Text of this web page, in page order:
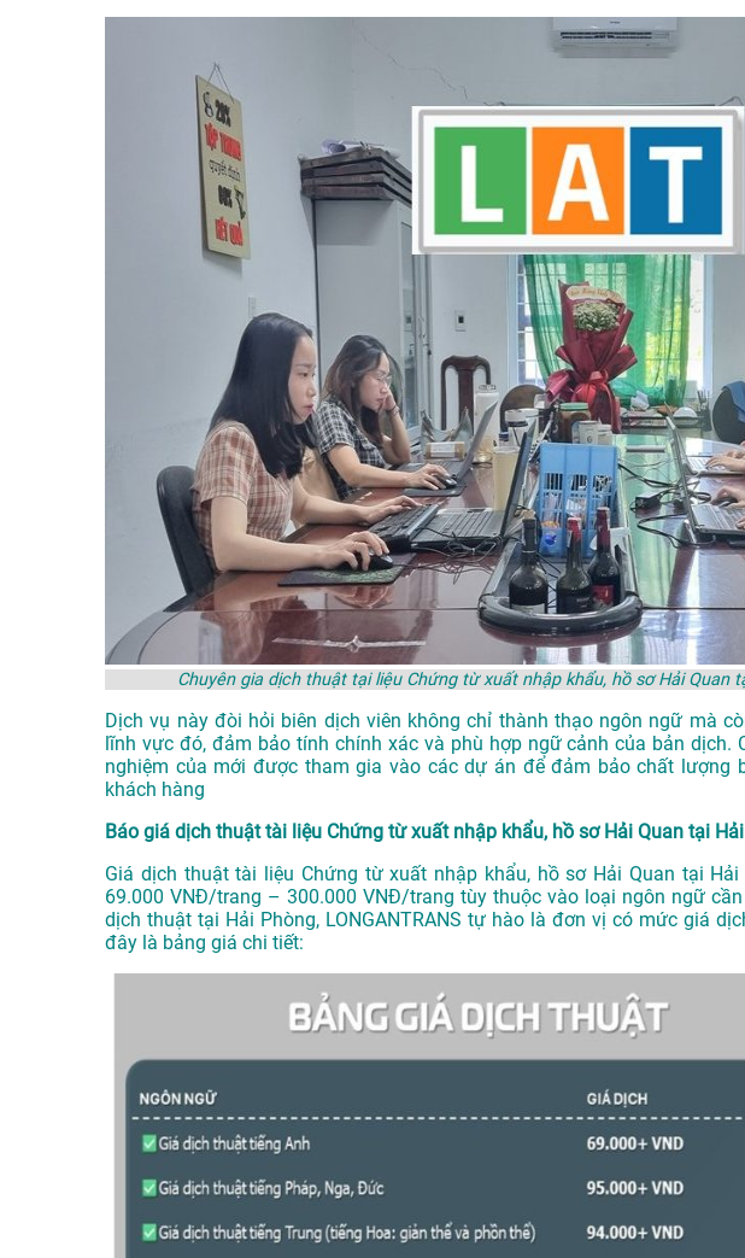
Chuyên gia dịch thuật tại liệu Chứng từ xuất nhập khẩu, hồ sơ Hải Quan
Dịch vụ này đòi hỏi biên dịch viên không chỉ thành thạo ngôn ngữ mà
lĩnh vực đó, đảm bảo tính chính xác và phù hợp ngữ cảnh của bản dịch.
nghiệm của mới được tham gia vào các dự án để đảm bảo chất lượng
khách hàng
Báo giá dịch thuật tài liệu Chứng từ xuất nhập khẩu, hồ sơ Hải Quan tại
Giá dịch thuật tài liệu Chứng từ xuất nhập khẩu, hồ sơ Hải Quan tại
69.000 VNĐ/trang – 300.000 VNĐ/trang tùy thuộc vào loại ngôn ngữ
dịch thuật tại Hải Phòng, LONGANTRANS tự hào là đơn vị có mức giá
đây là bảng giá chi tiết: